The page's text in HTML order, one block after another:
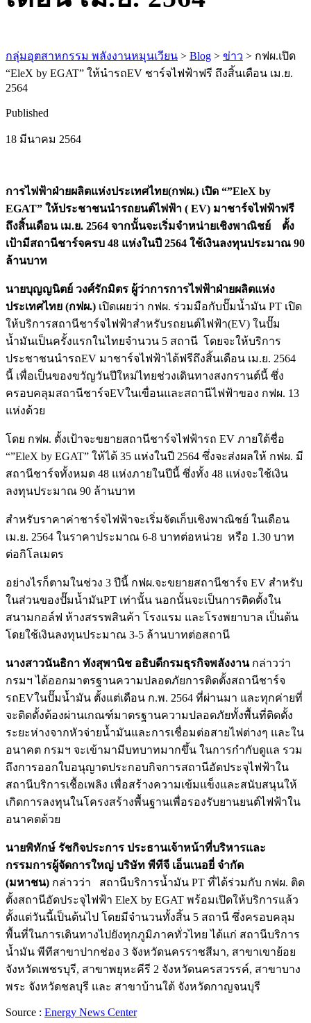
กลุ่มอุตสาหกรรม พลังงานหมุนเวียน > Blog > ข่าว > กฟผ.เปิด​
“EleX by EGAT” ให้นำรถEV ชาร์จไฟฟ้าฟรี ถึงสิ้นเดือน เม.ย.
2564
Published
18 มีนาคม 2564
การไฟฟ้าฝ่ายผลิตแห่งประเทศไทย​(กฟผ.) เปิด “”EleX by
EGAT” ให้ประชาชนนำรถยนต์ไฟฟ้า​ ( EV​)​ มาชาร์จไฟฟ้าฟรี
ถึงสิ้นเดือน เม.ย. 2564 จากนั้นจะเริ่มจำหน่ายเชิงพาณิชย์ ตั้ง
เป้ามีสถานีชาร์จครบ 48 แห่งในปี 2564 ใช้เงินลงทุนประมาณ 90
ล้านบาท
นายบุญญนิตย์ วงศ์รักมิตร ผู้ว่าการการไฟฟ้าฝ่ายผลิตแห่ง
ประเทศไทย (กฟผ.) เปิดเผยว่า กฟผ. ร่วมมือกับปั๊มน้ำมัน PT เปิด
ให้บริการสถานีชาร์จไฟฟ้าสำหรับรถยนต์ไฟฟ้า​(EV) ในปั๊ม
น้ำมันเป็นครั้งแรกในไทยจำนวน 5 สถานี โดยจะให้บริการ
ประชาชนนำรถEV มาชาร์จไฟฟ้าได้ฟรีถึงสิ้นเดือน เม.ย. 2564
นี้ เพื่อเป็นของขวัญวันปีใหม่ไทยช่วงเดินทางสงกรานต์นี้ ซึ่ง
ครอบคลุมสถานีชาร์จEVในเขื่อนและสถานีไฟฟ้าของ กฟผ. 13
แห่งด้วย
โดย กฟผ. ตั้งเป้าจะขยายสถานีชาร์จไฟฟ้ารถ​ EV ภายใต้ชื่อ
“”EleX by EGAT” ให้ได้ 35 แห่งในปี 2564 ซึ่งจะส่งผลให้ กฟผ. มี
สถานีชาร์จทั้งหมด 48 แห่งภายในปีนี้ ซึ่งทั้ง 48 แห่งจะใช้เงิน
ลงทุนประมาณ 90 ล้านบาท
สำหรับราคาค่าชาร์จไฟฟ้าจะเริ่มจัดเก็บเชิงพาณิชย์ ในเดือน
เม.ย. 2564 ในราคาประมาณ 6-8 บาทต่อหน่วย หรือ 1.30 บาท
ต่อกิโลเมตร
อย่างไรก็ตามในช่วง 3 ปีนี้ กฟผ.จะขยายสถานีชาร์จ​ EV สำหรับ
ในส่วนของปั๊มน้ำมันPT เท่านั้น นอกนั้นจะเป็นการติดตั้งใน
สนามกอล์ฟ ห้างสรรพสินค้า โรงแรม และโรงพยาบาล เป็นต้น
โดยใช้เงินลงทุนประมาณ 3-5 ล้านบาทต่อสถานี
นางสาวนันธิกา ทังสุพานิช อธิบดีกรมธุรกิจพลังงานกล่าวว่า
กรมฯ ได้ออกมาตรฐานความปลอดภัยการติดตั้งสถานีชาร์จ
รถEVในปั๊มน้ำมัน ตั้งแต่เดือน ก.พ. 2564 ที่ผ่านมา และทุกค่ายที่
จะติดตั้งต้องผ่านเกณฑ์มาตรฐานความปลอดภัยทั้งพื้นที่ติดตั้ง
ระยะห่างจากหัวจ่ายน้ำมันและการเชื่อมต่อสายไฟต่างๆ และใน
อนาคต กรมฯ จะเข้ามามีบทบาทมากขึ้น ในการกำกับดูแล รวม
ถึงการออกใบอนุญาตประกอบกิจการสถานีอัดประจุไฟฟ้าใน
สถานีบริการเชื้อเพลิง เพื่อสร้างความเข้มแข็งและสนับสนุนให้
เกิดการลงทุนในโครงสร้างพื้นฐานเพื่อรองรับยานยนต์ไฟฟ้าใน
อนาคตด้วย
นายพิทักษ์ รัชกิจประการ ประธานเจ้าหน้าที่บริหารและ
กรรมการผู้จัดการใหญ่ บริษัท พีทีจี เอ็นเนอยี่ จำกัด
(มหาชน) กล่าวว่า ​​​​​​ สถานีบริการน้ำมัน PT ที่ได้ร่วมกับ กฟผ. ติด
ตั้งสถานีอัดประจุไฟฟ้า EleX by EGAT พร้อมเปิดให้บริการแล้ว
ตั้งแต่วันนี้เป็นต้นไป โดยมีจำนวนทั้งสิ้น 5 สถานี ซึ่งครอบคลุม
พื้นที่ในการเดินทางไปยังทุกภูมิภาคทั่วไทย ได้แก่ สถานีบริการ
น้ำมัน พีทีสาขาปากช่อง 3 จังหวัดนครราชสีมา, สาขาเขาย้อย
จังหวัดเพชรบุรี, สาขาพยุหะคีรี 2 จังหวัดนครสวรรค์, สาขาบาง
พระ จังหวัดชลบุรี และ สาขาบ้านใต้ จังหวัดกาญจนบุรี
Source : Energy News Center